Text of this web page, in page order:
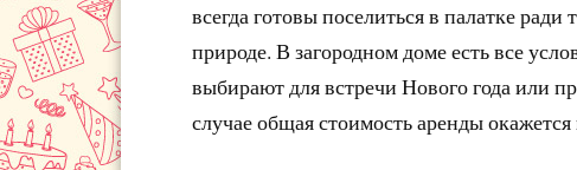
всегда готовы поселиться в палатке
природе. В загородном доме есть все
выбирают для встречи Нового года или
случае общая стоимость аренды